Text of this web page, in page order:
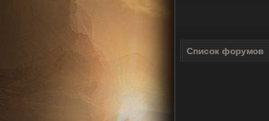
Список форумов